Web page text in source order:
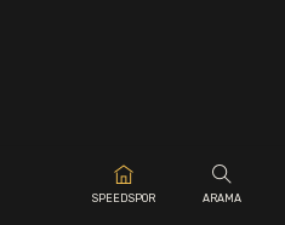
SPEEDSPOR ARAMA